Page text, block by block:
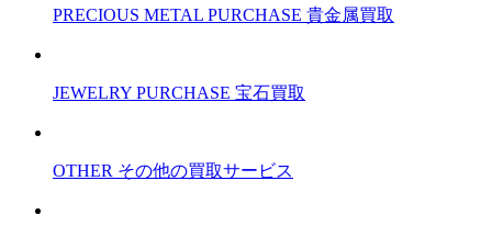
PRECIOUS METAL PURCHASE 貴金属買取
JEWELRY PURCHASE 宝石買取
OTHER その他の買取サービス